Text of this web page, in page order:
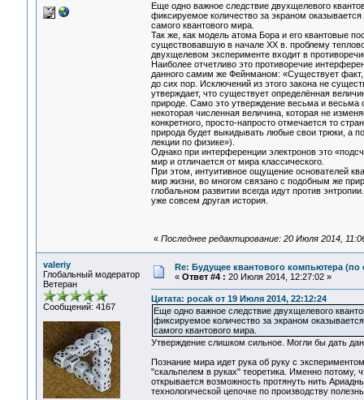
Еще одно важное следствие двухщелевого
фиксируемое количество за экраном
самого квантового мира.
Так же, как модель атома Бора и его квантовые
существовавшую в начале XX в. проблему
двухщелевом эксперименте входит в
Наиболее отчетливо это противоречие
данного самим же Фейнманом: «Существует
до сих пор. Исключений из этого закона не
утверждает, что существует определённая
природе. Само это утверждение весьма и весьма
некоторая численная величина, которая не
конкретного, просто-напросто отмечается то
природа будет выкидывать любые свои трюки, а
лекции по физике»).
Однако при интерференции электронов это
мир и отличается от мира классического.
При этом, интуитивное ощущение основателей
мир жизни, во многом связано с подобным же
глобальном развитии всегда идут против
уже совсем другая история.
« Последнее редактирование: 20 Июля 2014,
valeriy
Глобальный модератор
Ветеран
Сообщений: 4167
Re: Будущее квантового компьютера (по
« Ответ #4 : 20 Июля 2014, 12:27:02 »
Цитата: pocak от 19 Июля 2014, 22:12:24
Еще одно важное следствие двухщелевого
фиксируемое количество за экраном
самого квантового мира.
Утверждение слишком сильное. Могли бы дать
Познание мира идет рука об руку с
"скальпелем в руках" теоретика. Именно потому,
открывается возможность протянуть нить
технологической цепочке по производству